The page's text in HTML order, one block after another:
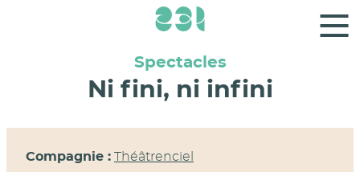
Panneau de gestion des cookies
Spectacles
Ni fini, ni infini
Compagnie : Théâtrenciel